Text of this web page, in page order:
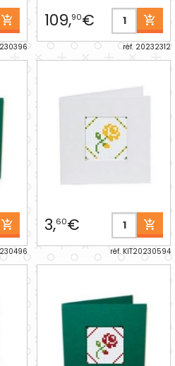
109,90€
réf. 20232312
3,60€
réf. KIT20230594